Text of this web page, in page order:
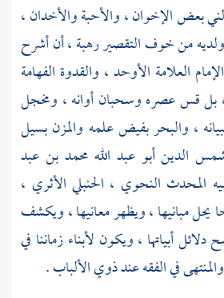
بعض الإخوان ، والأحبة والأخدان ،
ولديه من خوف التقصير رهبة ، أن أشرح
العلامة الأوحد ، والقدوة الفهامة
، بل قس عصره وسحبان أوانه ، ومخجل
، والبحر بفيض علمه والمزن بسيل
شمس الدينأبو عبد الله محمد بن عبد
المحدث النحوي ، الحنبلي الأثري ،
يحل مبانيها ، ويظهر معانيها ، ويكشف
أبياتها ، ويكون لأبناء زماننا في
في الفقه عند ذوي الألباب .